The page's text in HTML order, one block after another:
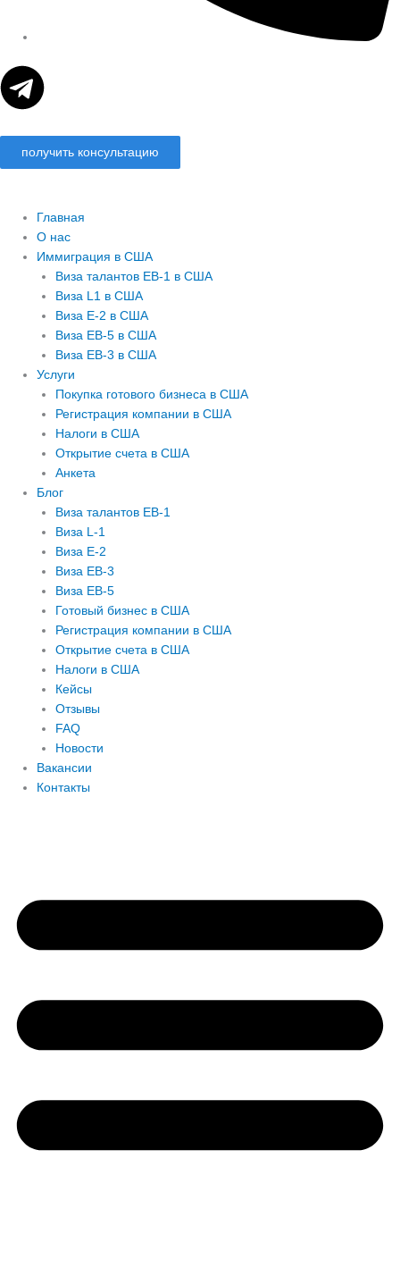
T
e
l
e
g
a
m
получить консультацию
Главная
О нас
Иммиграция в США
Виза талантов EB-1 в США
Виза L1 в США
Виза E-2 в США
Виза EB-5 в США
Виза EB-3 в США
Услуги
Покупка готового бизнеса в США
Регистрация компании в США
Налоги в США
Открытие счета в США
Анкета
Блог
Виза талантов EB-1
Виза L-1
Виза E-2
Виза EB-3
Виза EB-5
Готовый бизнес в США
Регистрация компании в США
Открытие счета в США
Налоги в США
Кейсы
Отзывы
FAQ
Новости
Вакансии
Контакты